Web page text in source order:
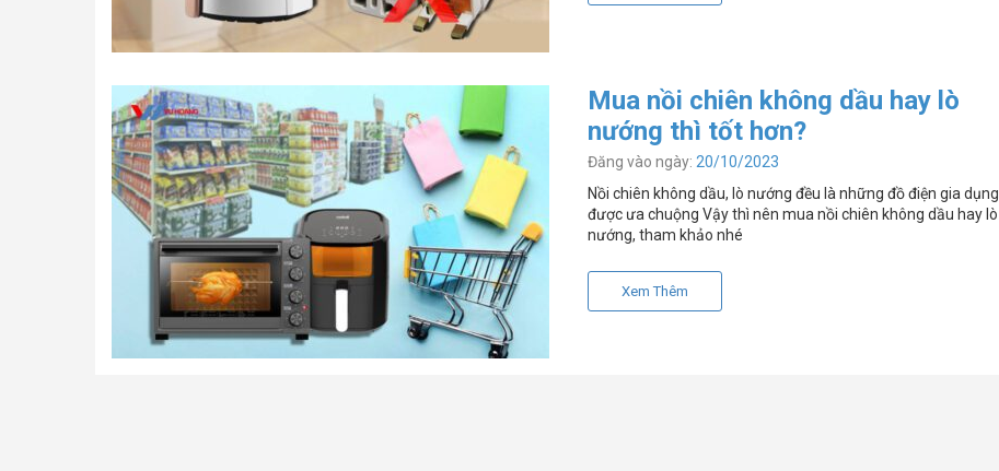
Mua nồi chiên không dầu hay lò
nướng thì tốt hơn?
Đăng vào ngày: 20/10/2023
Nồi chiên không dầu, lò nướng đều là những đồ điện gia dụng
được ưa chuộng Vậy thì nên mua nồi chiên không dầu hay lò
nướng, tham khảo nhé
Xem Thêm